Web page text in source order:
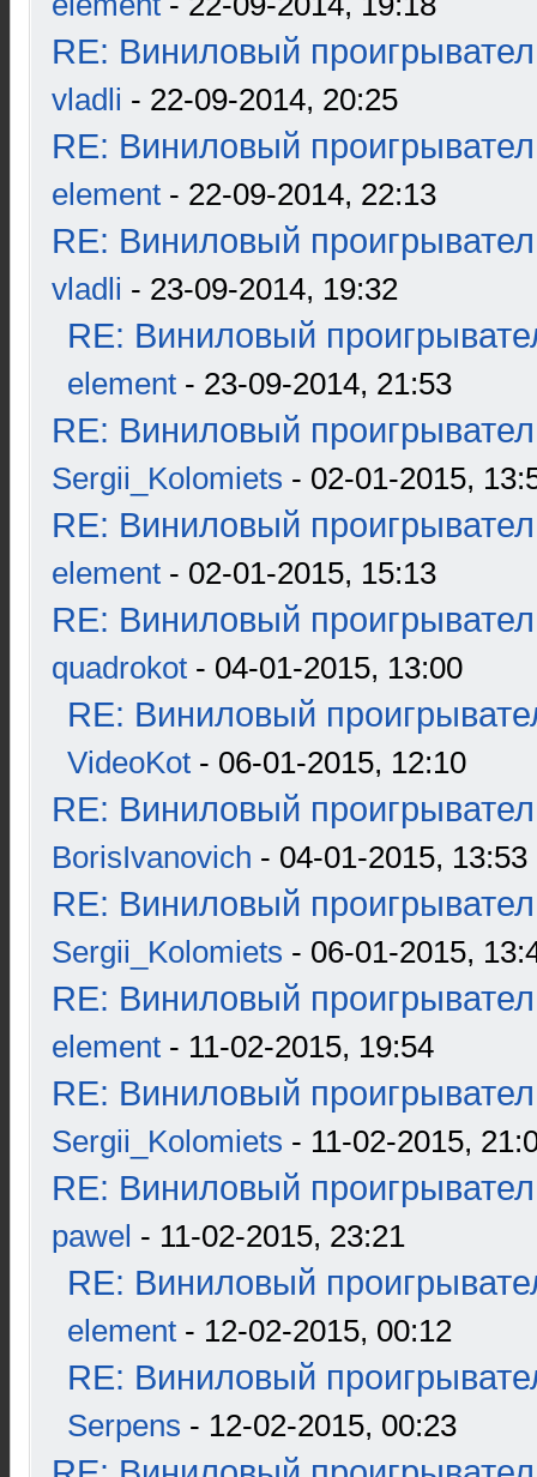
RE: Виниловый
vladli - 22-09-2014, 20:25
RE: Виниловый
element - 22-09-2014, 22:13
RE: Виниловый
vladli - 23-09-2014, 19:32
RE: Виниловый
element - 23-09-2014, 21:53
RE: Виниловый
Sergii_Kolomiets - 02-01-2015,
RE: Виниловый
element - 02-01-2015, 15:13
RE: Виниловый
quadrokot - 04-01-2015, 13:00
RE: Виниловый
VideoKot - 06-01-2015, 12:10
RE: Виниловый
BorisIvanovich - 04-01-2015, 13:53
RE: Виниловый
Sergii_Kolomiets - 06-01-2015,
RE: Виниловый
element - 11-02-2015, 19:54
RE: Виниловый
Sergii_Kolomiets - 11-02-2015,
RE: Виниловый
pawel - 11-02-2015, 23:21
RE: Виниловый
element - 12-02-2015, 00:12
RE: Виниловый
Serpens - 12-02-2015, 00:23